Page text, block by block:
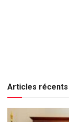
Articles récents